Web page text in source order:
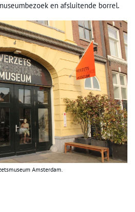
en afsluitende borrel.
Amsterdam.